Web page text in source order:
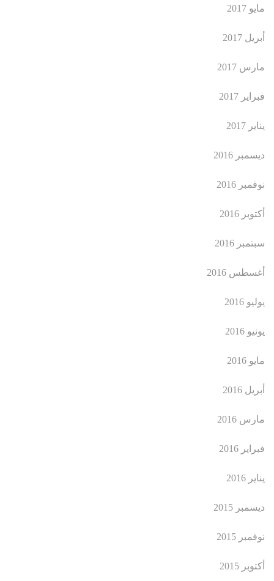
مايو 2017
أبريل 2017
مارس 2017
فبراير 2017
يناير 2017
ديسمبر 2016
نوفمبر 2016
أكتوبر 2016
سبتمبر 2016
أغسطس 2016
يوليو 2016
يونيو 2016
مايو 2016
أبريل 2016
مارس 2016
فبراير 2016
يناير 2016
ديسمبر 2015
نوفمبر 2015
أكتوبر 2015